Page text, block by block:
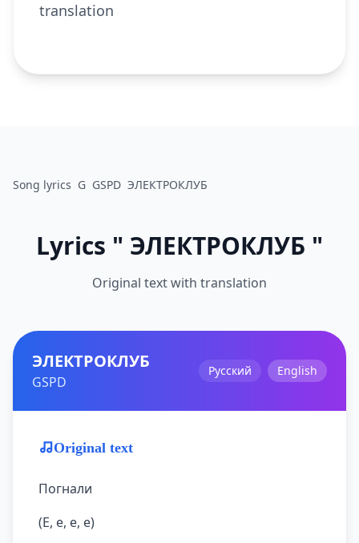
translation
Song lyrics G GSPD ЭЛЕКТРОКЛУБ
Lyrics " ЭЛЕКТРОКЛУБ "
Original text with translation
ЭЛЕКТРОКЛУБ
GSPD
Русский English
Original text
Погнали
(Е, е, е, е)